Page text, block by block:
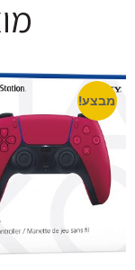
מבצע!